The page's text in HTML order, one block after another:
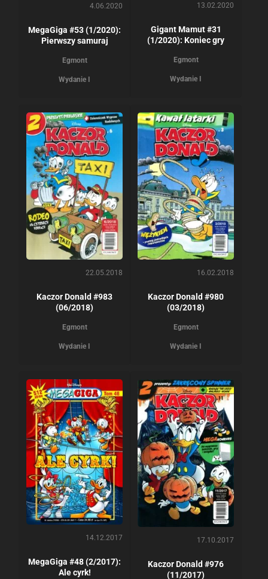
4.06.2020
MegaGiga #53 (1/2020):
Pierwszy samuraj
Egmont
Wydanie I
13.02.2020
Gigant Mamut #31
(1/2020): Koniec gry
Egmont
Wydanie I
22.05.2018
Kaczor Donald #983
(06/2018)
Egmont
Wydanie I
16.02.2018
Kaczor Donald #980
(03/2018)
Egmont
Wydanie I
14.12.2017
MegaGiga #48 (2/2017):
Ale cyrk!
17.10.2017
Kaczor Donald #976
(11/2017)